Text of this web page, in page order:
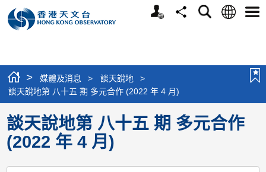
個
分
搜
語
選
> 媒體及消息 > 談天說地
>
談天說地第 八十五 期 多元合作 (2022 年 4 月)
談天說地第 八十五 期 多元合作
(2022 年 4 月)